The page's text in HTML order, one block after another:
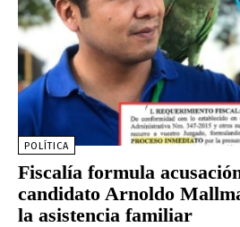
POLÍTICA
Fiscalía formula
candidato Arnoldo
la asistencia familiar